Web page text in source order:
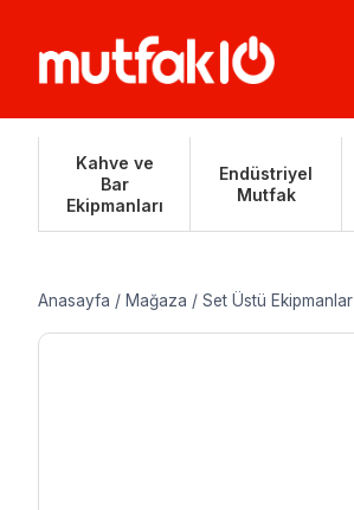
Kahve ve
Bar
Ekipmanları
Endüstriyel
Mutfak
Anasayfa / Mağaza / Set Üstü Ekipmanlar